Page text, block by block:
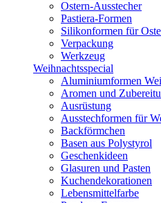
Ostern-Ausstecher
Pastiera-Formen
Silikonformen für
Verpackung
Werkzeug
Weihnachtsspecial
Aluminiumformen
Aromen und
Ausrüstung
Ausstechformen für
Backförmchen
Basen aus Polystyrol
Geschenkideen
Glasuren und Pasten
Kuchendekorationen
Lebensmittelfarbe